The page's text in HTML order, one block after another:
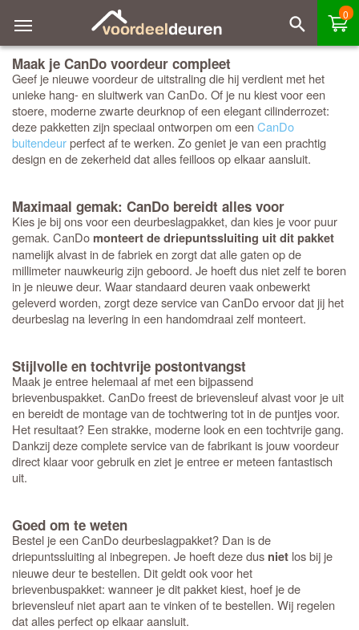
0
Maak je CanDo voordeur compleet
Geef je nieuwe voordeur de uitstraling die hij verdient met het
unieke hang- en sluitwerk van CanDo. Of je nu kiest voor een
stoere, moderne zwarte deurknop of een elegant cilinderrozet:
deze pakketten zijn speciaal ontworpen om eenCanDo
buitendeurperfect af te werken. Zo geniet je van een prachtig
design en de zekerheid dat alles feilloos op elkaar aansluit.
Maximaal gemak: CanDo bereidt alles voor
Kies je bij ons voor een deurbeslagpakket, dan kies je voor puur
gemak. CanDo monteert de driepuntssluiting uit dit pakket
namelijk alvast in de fabriek en zorgt dat alle gaten op de
millimeter nauwkeurig zijn geboord. Je hoeft dus niet zelf te boren
in je nieuwe deur. Waar standaard deuren vaak onbewerkt
geleverd worden, zorgt deze service van CanDo ervoor dat jij het
deurbeslag na levering in een handomdraai zelf monteert.
Stijlvolle en tochtvrije postontvangst
Maak je entree helemaal af met een bijpassend
brievenbuspakket. CanDo freest de brievensleuf alvast voor je uit
en bereidt de montage van de tochtwering tot in de puntjes voor.
Het resultaat? Een strakke, moderne look en een tochtvrije gang.
Dankzij deze complete service van de fabrikant is jouw voordeur
direct klaar voor gebruik en ziet je entree er meteen fantastisch
uit.
Goed om te weten
Bestel je een CanDo deurbeslagpakket? Dan is de
driepuntssluiting al inbegrepen. Je hoeft deze dus niet los bij je
nieuwe deur te bestellen. Dit geldt ook voor het
brievenbuspakket: wanneer je dit pakket kiest, hoef je de
brievensleuf niet apart aan te vinken of te bestellen. Wij regelen
dat alles perfect op elkaar aansluit.